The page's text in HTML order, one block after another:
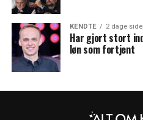
KENDTE 2 dage
Har gjort stort
løn som fortjent